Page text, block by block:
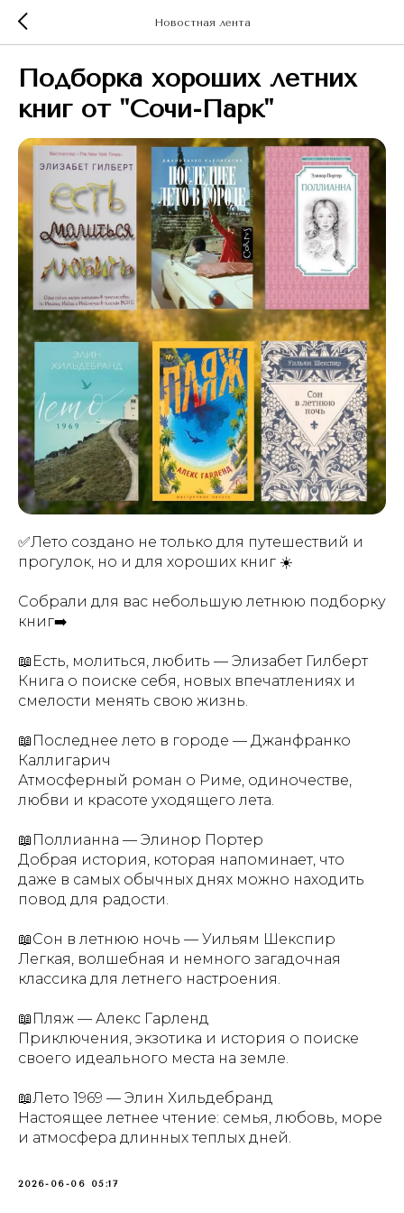
Новостная лента
Подборка хороших летних
книг от "Сочи-Парк"
✅Лето создано не только для путешествий и
прогулок, но и для хороших книг ☀️
Собрали для вас небольшую летнюю подборку
книг➡️
📖Есть, молиться, любить — Элизабет Гилберт
Книга о поиске себя, новых впечатлениях и
смелости менять свою жизнь.
📖Последнее лето в городе — Джанфранко
Каллигарич
Атмосферный роман о Риме, одиночестве,
любви и красоте уходящего лета.
📖Поллианна — Элинор Портер
Добрая история, которая напоминает, что
даже в самых обычных днях можно находить
повод для радости.
📖Сон в летнюю ночь — Уильям Шекспир
Легкая, волшебная и немного загадочная
классика для летнего настроения.
📖Пляж — Алекс Гарленд
Приключения, экзотика и история о поиске
своего идеального места на земле.
📖Лето 1969 — Элин Хильдебранд
Настоящее летнее чтение: семья, любовь, море
и атмосфера длинных теплых дней.
2026-06-06 05:17